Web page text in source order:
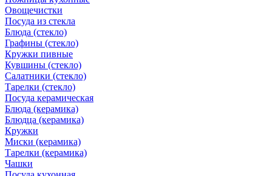
Овощечистки
Посуда из стекла
Блюда (стекло)
Графины (стекло)
Кружки пивные
Кувшины (стекло)
Салатники (стекло)
Тарелки (стекло)
Посуда керамическая
Блюда (керамика)
Блюдца (керамика)
Кружки
Миски (керамика)
Тарелки (керамика)
Чашки